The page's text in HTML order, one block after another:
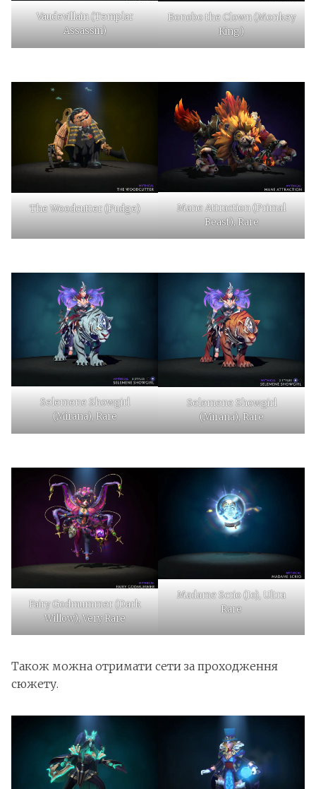
Vaudevillain (Templar
Assassin)
Bonobo the Clown (Monkey
King)
The Woodcutter (Pudge)
Mane Attraction (Primal
Beast), Rare
Selemene Showgirl
(Mirana), Rare
Selemene Showgirl
(Mirana), Rare
Fairy Godmummer (Dark
Willow), Very Rare
Madame Scrio (Io), Ultra
Rare
Також можна отримати сети за проходження
сюжету.